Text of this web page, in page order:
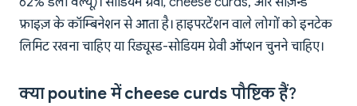
फ्राइज़ के कॉम्बिनेशन से आता है। हाइपरटेंशन वाले लोगों को इनटेक
लिमिट रखना चाहिए या रिड्यूस्ड-सोडियम ग्रेवी ऑप्शन चुनने चाहिए।
क्या poutine में cheese curds पौष्टिक हैं?